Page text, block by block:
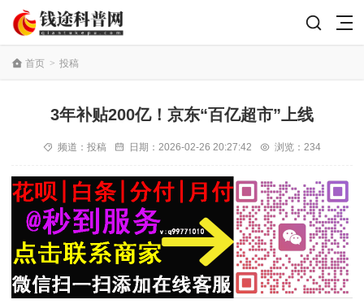
首页 > 投稿
3年补贴200亿！京东“百亿超市”上线
频道： 投稿 日期： 2026-02-26 20:27:42 浏览：234